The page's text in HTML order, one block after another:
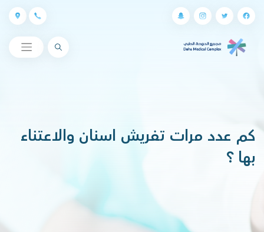
البحث
كم عدد مرات تفريش اسنان والاعتناء
بها ؟